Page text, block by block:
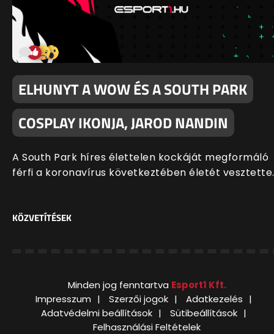
ELHUNYT A WOW ÉS A SOUTH PARK
COSPLAY IKONJA, JAROD NANDIN
A South Park híres élettelen kockáját megformáló
férfi a koronavírus következtében életét vesztette.
KÖZVETÍTÉSEK
Minden jog fenntartva Esport1 Kft.
Impresszum
Szerzői jogok
Adatkezelés
Adatvédelmi beállítások
Sütibeállítások
Felhasználási Feltételek